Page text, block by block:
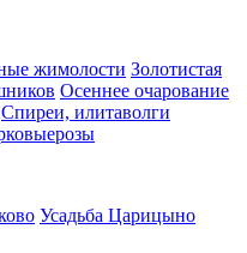
жимолости Золотистая
Осеннее очарование
Спиреи, илитаволги
Усадьба Царицыно